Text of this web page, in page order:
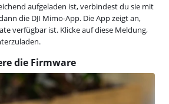
aufgeladen ist, verbindest du sie mit
die DJI Mimo-App. Die App zeigt an,
verfügbar ist. Klicke auf diese Meldung,
die Firmware